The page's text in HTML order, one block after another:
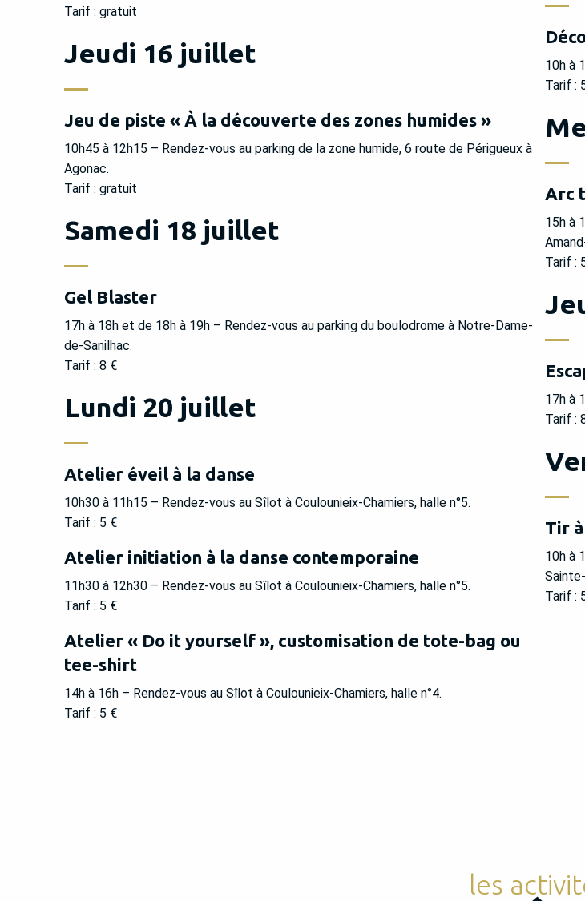
Tarif : gratuit
Jeudi 16 juillet
Jeu de piste « À la découverte des zones humides »
10h45 à 12h15 – Rendez-vous au parking de la zone humide, 6 route de Périgueux à
Agonac.
Tarif : gratuit
Samedi 18 juillet
Gel Blaster
17h à 18h et de 18h à 19h – Rendez-vous au parking du boulodrome à Notre-Dame-
de-Sanilhac.
Tarif : 8 €
Lundi 20 juillet
Atelier éveil à la danse
10h30 à 11h15 – Rendez-vous au Sîlot à Coulounieix-Chamiers, halle n°5.
Tarif : 5 €
Atelier initiation à la danse contemporaine
11h30 à 12h30 – Rendez-vous au Sîlot à Coulounieix-Chamiers, halle n°5.
Tarif : 5 €
Atelier « Do it yourself », customisation de tote-bag ou
tee-shirt
14h à 16h – Rendez-vous au Sîlot à Coulounieix-Chamiers, halle n°4.
Tarif : 5 €
10h à
Tarif :
Arc
15h à
Tarif :
17h à
Tarif :
Tir à
10h à
Tarif :
les